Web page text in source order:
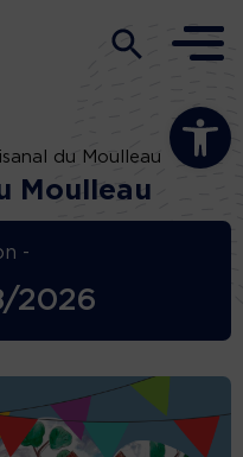
Ouvrir la
du Moulleau
Moulleau
-
2026